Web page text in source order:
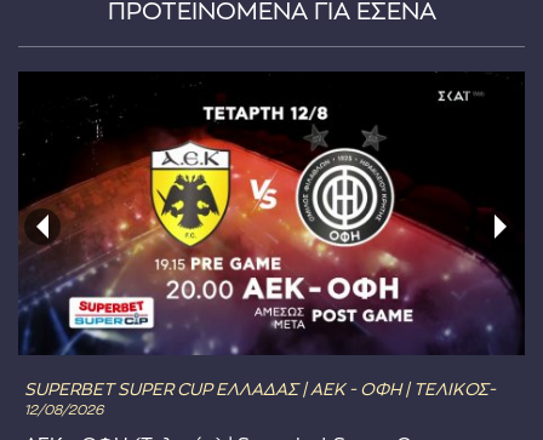
ΠΡΟΤΕΙΝΟΜΕΝΑ ΓΙΑ ΕΣΕΝΑ
SUPERBET SUPER CUP ΕΛΛΑΔΑΣ | ΑΕΚ - ΟΦΗ | ΤΕΛΙΚΟΣ-
12/08/2026